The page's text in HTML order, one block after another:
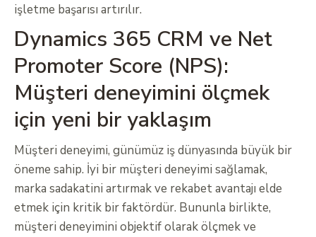
işletme başarısı artırılır.
Dynamics 365 CRM ve Net
Promoter Score (NPS):
Müşteri deneyimini ölçmek
için yeni bir yaklaşım
Müşteri deneyimi, günümüz iş dünyasında büyük bir
öneme sahip. İyi bir müşteri deneyimi sağlamak,
marka sadakatini artırmak ve rekabet avantajı elde
etmek için kritik bir faktördür. Bununla birlikte,
müşteri deneyimini objektif olarak ölçmek ve